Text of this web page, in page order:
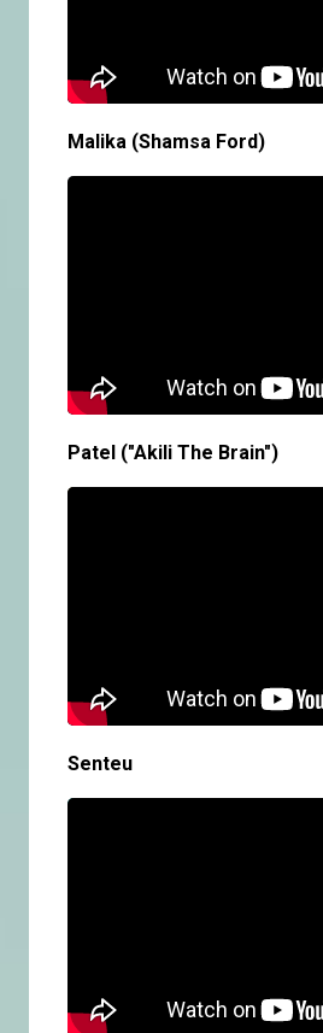
Malika (Shamsa Ford)
Patel ("Akili The Brain")
Senteu